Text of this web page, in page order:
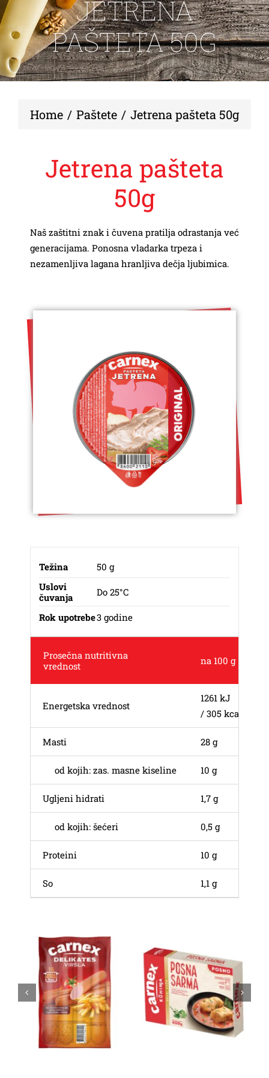
KONTAKTJETRENA
PAŠTETA 50G
Home Paštete Jetrena pašteta 50g
Jetrena pašteta
50g
Naš zaštitni znak i čuvena pratilja odrastanja već
generacijama. Ponosna vladarka trpeza i
nezamenljiva lagana hranljiva dečja ljubimica.
Težina
50 g
Uslovi
čuvanja
Do 25°C
Rok upotrebe3 godine
Prosečna nutritivna
vrednost
na 100 g
Energetska vrednost
1261 kJ
/ 305 kcal
Masti 28 g
od kojih: zas. masne kiseline 10 g
Ugljeni hidrati 1,7 g
od kojih: šećeri 0,5 g
Proteini 10 g
So 1,1 g